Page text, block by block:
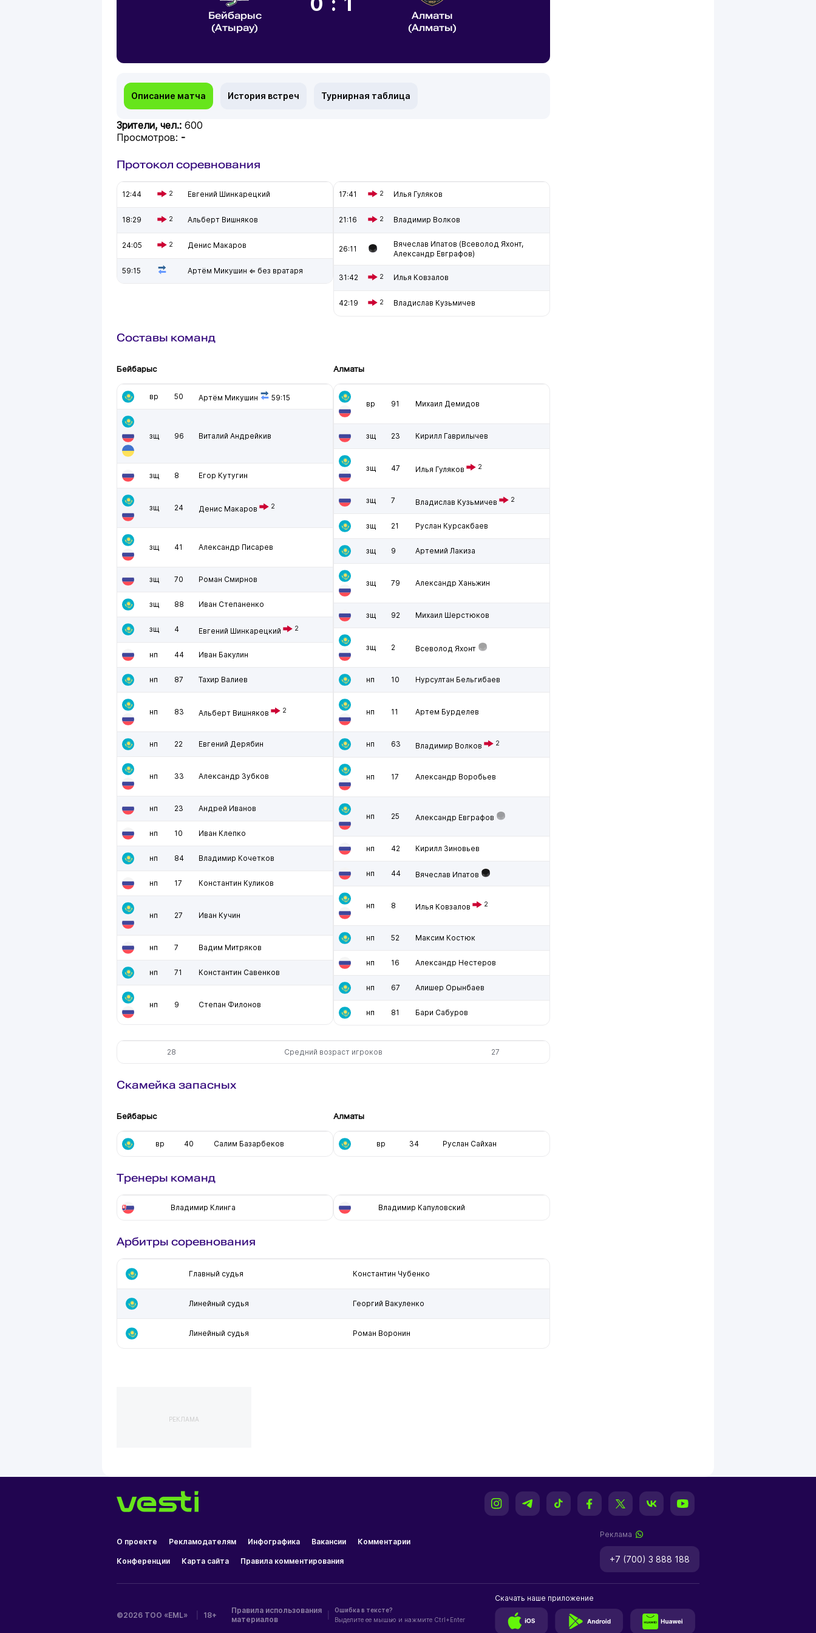
Бейбарыс
(Атырау)
Алматы
(Алматы)
Описание матча История встреч Турнирная таблица
Зрители, чел.: 600
Просмотров: -
Протокол соревнования
12:44 2 Евгений Шинкарецкий
18:29 2 Альберт Вишняков
24:05 2 Денис Макаров
59:15 Артём Микушин ⇐ без вратаря
17:41 2 Илья Гуляков
21:16 2 Владимир Волков
26:11
Вячеслав Ипатов (Всеволод Яхонт,
Александр Евграфов)
31:42 2 Илья Ковзалов
42:19 2 Владислав Кузьмичев
Составы команд
Бейбарыс
вр 50 Артём Микушин 59:15
зщ 96 Виталий Андрейкив
зщ 8 Егор Кутугин
зщ 24 Денис Макаров 2
зщ 41 Александр Писарев
зщ 70 Роман Смирнов
зщ 88 Иван Степаненко
зщ 4 Евгений Шинкарецкий 2
нп 44 Иван Бакулин
нп 87 Тахир Валиев
нп 83 Альберт Вишняков 2
нп 22 Евгений Дерябин
нп 33 Александр Зубков
нп 23 Андрей Иванов
нп 10 Иван Клепко
нп 84 Владимир Кочетков
нп 17 Константин Куликов
нп 27 Иван Кучин
нп 7 Вадим Митряков
нп 71 Константин Савенков
нп 9 Степан Филонов
Алматы
вр 91 Михаил Демидов
зщ 23 Кирилл Гаврилычев
зщ 47 Илья Гуляков 2
зщ 7 Владислав Кузьмичев 2
зщ 21 Руслан Курсакбаев
зщ 9 Артемий Лакиза
зщ 79 Александр Ханьжин
зщ 92 Михаил Шерстюков
зщ 2 Всеволод Яхонт
нп 10 Нурсултан Бельгибаев
нп 11 Артем Бурделев
нп 63 Владимир Волков 2
нп 17 Александр Воробьев
нп 25 Александр Евграфов
нп 42 Кирилл Зиновьев
нп 44 Вячеслав Ипатов
нп 8 Илья Ковзалов 2
нп 52 Максим Костюк
нп 16 Александр Нестеров
нп 67 Алишер Орынбаев
нп 81 Бари Сабуров
28 Средний возраст игроков 27
Скамейка запасных
Бейбарыс
вр 40 Салим Базарбеков
Алматы
вр 34 Руслан Сайхан
Тренеры команд
Владимир Клинга Владимир Капуловский
Арбитры соревнования
Главный судья Константин Чубенко
Линейный судья Георгий Вакуленко
Линейный судья Роман Воронин
РЕКЛАМА
О проекте Рекламодателям Инфографика Вакансии Комментарии
Конференции Карта сайта Правила комментирования
Реклама
+7 (700) 3 888 188
©2026 ТОО «EML» 18+
Правила использования
материалов
Ошибка в тексте?
Выделите ее мышью и нажмите Ctrl+Enter
Скачать наше приложение